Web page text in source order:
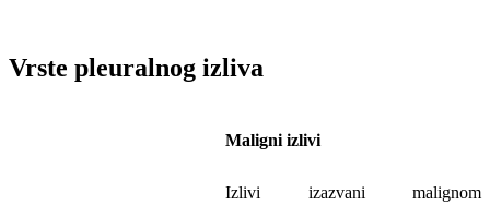
Vrste pleuralnog izliva
Maligni izlivi
Izlivi izazvani malignom